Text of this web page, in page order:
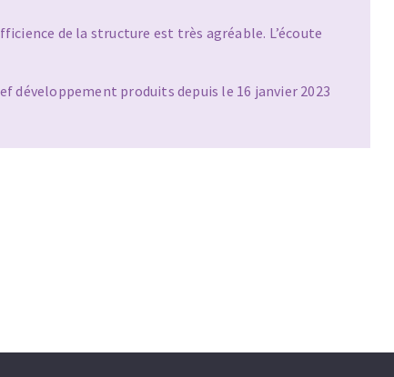
de la structure est très agréable. L’écoute
développement produits depuis le 16 janvier 2023